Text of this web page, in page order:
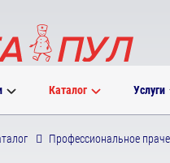
Каталог Услуги
Профессиональное